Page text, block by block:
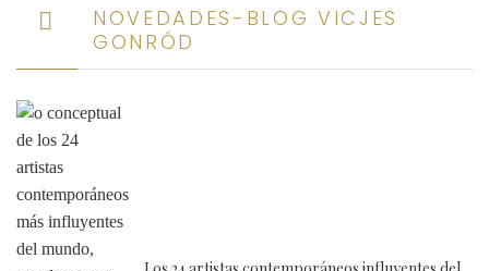
NOVEDADES-BLOG VICJES
GONRÓD